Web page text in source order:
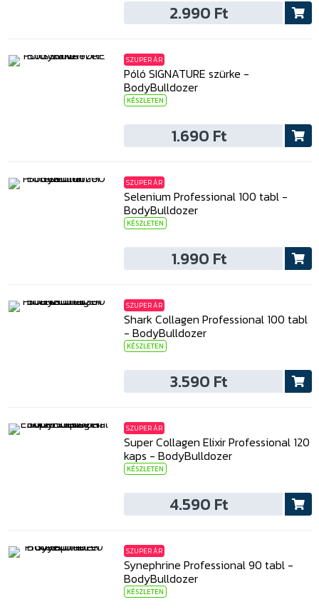
2.990 Ft
SZUPER ÁR
Póló SIGNATURE szürke -
BodyBulldozer
KÉSZLETEN
1.690 Ft
SZUPER ÁR
Selenium Professional 100 tabl -
BodyBulldozer
KÉSZLETEN
1.990 Ft
SZUPER ÁR
Shark Collagen Professional 100 tabl
- BodyBulldozer
KÉSZLETEN
3.590 Ft
SZUPER ÁR
Super Collagen Elixir Professional 120
kaps - BodyBulldozer
KÉSZLETEN
4.590 Ft
SZUPER ÁR
Synephrine Professional 90 tabl -
BodyBulldozer
KÉSZLETEN